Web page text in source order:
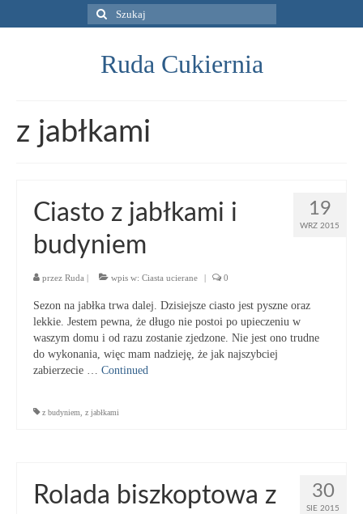
Szuklaj
w:
Ruda Cukiernia
z jabłkami
19
WRZ 2015
Ciasto z jabłkami i
budyniem
przez Ruda | wpis w: Ciasta ucierane | 0
Sezon na jabłka trwa dalej. Dzisiejsze ciasto jest pyszne oraz
lekkie. Jestem pewna, że długo nie postoi po upieczeniu w
waszym domu i od razu zostanie zjedzone. Nie jest ono trudne
do wykonania, więc mam nadzieję, że jak najszybciej
zabierzecie … Continued
z budyniem z jabłkami
30
SIE 2015
Rolada biszkoptowa z